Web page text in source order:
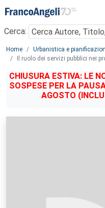
Menu
Cerca:
Main content
Home
Urbanistica e
Il ruolo dei servizi pubblici nei
CHIUSURA ESTIVA: LE
SOSPESE PER LA
AGOSTO